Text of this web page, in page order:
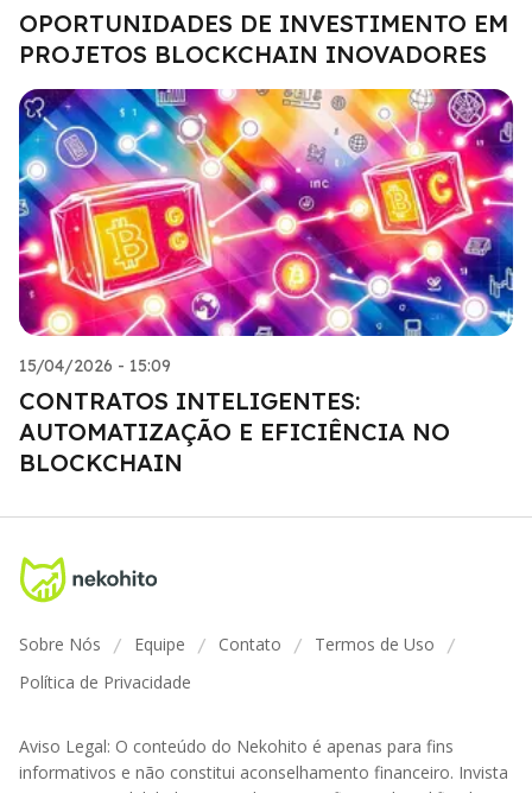
OPORTUNIDADES DE INVESTIMENTO EM
PROJETOS BLOCKCHAIN INOVADORES
15/04/2026 - 15:09
CONTRATOS INTELIGENTES:
AUTOMATIZAÇÃO E EFICIÊNCIA NO
BLOCKCHAIN
Sobre Nós / Equipe / Contato / Termos de Uso /
Política de Privacidade
Aviso Legal: O conteúdo do Nekohito é apenas para fins
informativos e não constitui aconselhamento financeiro. Invista